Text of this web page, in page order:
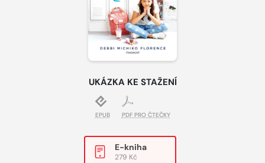
UKÁZKA KE STAŽENÍ
EPUB PDF PRO ČTEČKY
E-kniha
279 Kč